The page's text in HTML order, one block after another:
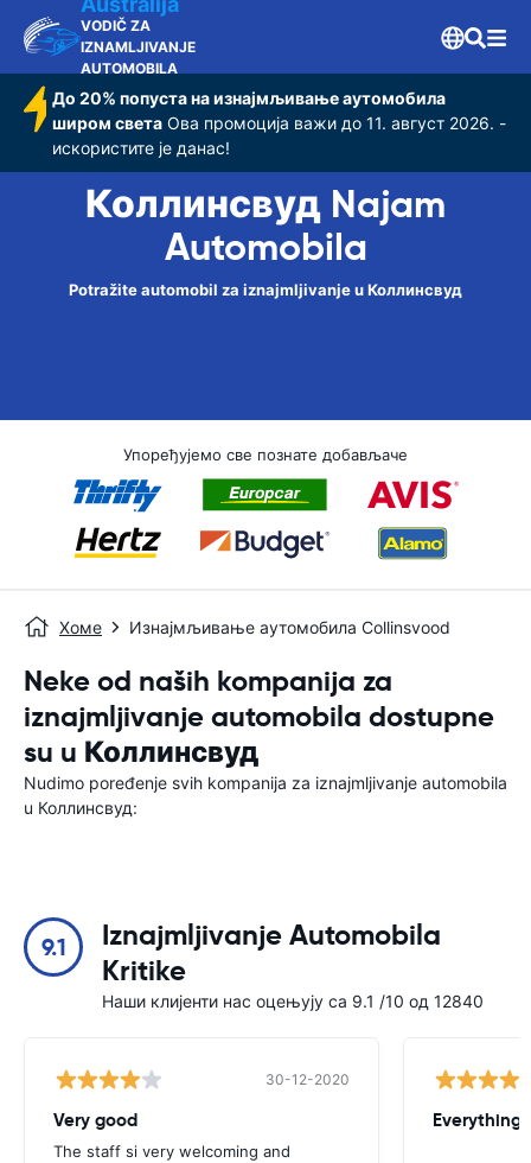
VODIČ ZA
IZNAMLJIVANJE
AUTOMOBILA
До 20% попуста на изнајмљивање аутомобила
широм света Ова промоција важи до 11. август 2026. -
искористите је данас!
Коллинсвуд Najam
Automobila
Potražite automobil za iznajmljivanje u Коллинсвуд
Упоређујемо све познате добављаче
Хоме Изнајмљивање аутомобила Collinsvood
Neke od naših kompanija za
iznajmljivanje automobila dostupne
su u Коллинсвуд
Nudimo poređenje svih kompanija za iznajmljivanje automobila
u Коллинсвуд:
9.1
Iznajmljivanje Automobila
Kritike
Наши клијенти нас оцењују са 9.1 /10 од 12840
30-12-2020
Very good
The staff si very welcoming and
Everything